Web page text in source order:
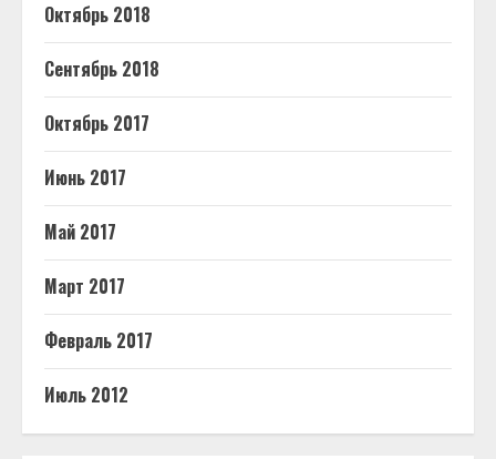
Октябрь 2018
Сентябрь 2018
Октябрь 2017
Июнь 2017
Май 2017
Март 2017
Февраль 2017
Июль 2012